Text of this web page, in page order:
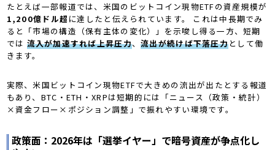
たとえば一部報道では、米国のビットコイン現物ETFの資産規模が
1,200億ドル超に達したと伝えられています。 これは中長期でみ
ると「市場の構造（保有主体の変化）」を示唆し得る一方、短期
では 流入が加速すれば上昇圧力、流出が続けば下落圧力として働
きます。
実際、米国ビットコイン現物ETFで大きめの流出が出たとする報道
もあり、BTC・ETH・XRPは短期的には「ニュース（政策・統計）
×資金フロー×ポジション調整」で振れやすい環境です。
政策面：2026年は「選挙イヤー」で暗号資産が争点化し